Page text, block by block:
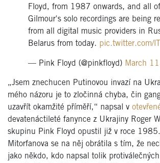
Floyd, from 1987 onwards, and all
Gilmour's solo recordings are being
from all digital music providers in
Belarus from today. pic.twitter.com/
— Pink Floyd (@pinkfloyd) March
„Jsem znechucen Putinovou invazí na
mého názoru je to zločinná chyba, čin
uzavřít okamžité příměří,“ napsal v
devatenáctileté fanynce z Ukrajiny Roger
skupinu Pink Floyd opustil již v roce
Mitorfanova se na něj obrátila s tím, že
jako někdo, kdo napsal tolik